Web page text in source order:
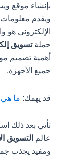
بإنشاء موقع
ويقدم معلومات
الإلكتروني هو
حملةتسويق
أهمية تصميم
جميع الأجهزة.
قد يهمك:ما هي
تأتي بعد ذلك
عالمالتسويق
ومفيد يجذب